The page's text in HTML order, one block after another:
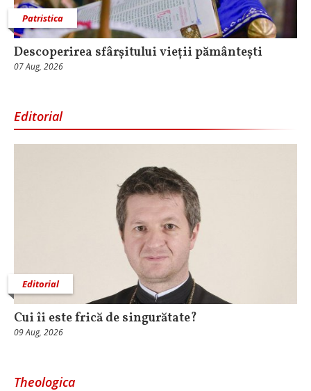
Patristica
Descoperirea sfârșitului vieții pământești
07 Aug, 2026
Editorial
Editorial
Cui îi este frică de singurătate?
09 Aug, 2026
Theologica